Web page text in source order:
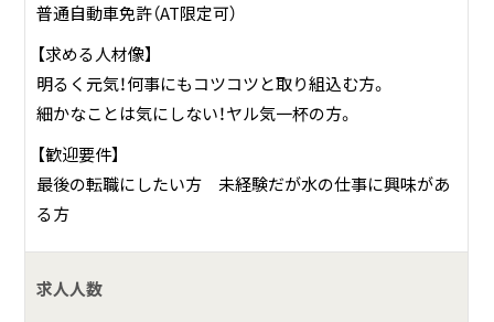
普通自動車免許（AT限定可）
【求める人材像】
明るく元気！何事にもコツコツと取り組込む方。
細かなことは気にしない！ヤル気一杯の方。
【歓迎要件】
最後の転職にしたい方 未経験だが水の仕事に興味があ
る方
求人人数